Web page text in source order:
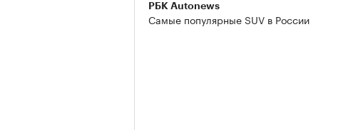
РБК Autonews
Самые популярные SUV в России